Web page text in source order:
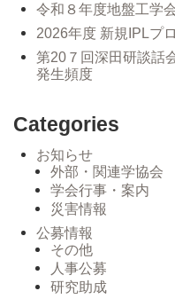
令和８年度地盤工学
2026年度 新規IPLプ
第20７回深田研談話
発生頻度
Categories
お知らせ
外部・関連学協会
学会行事・案内
災害情報
公募情報
その他
人事公募
研究助成